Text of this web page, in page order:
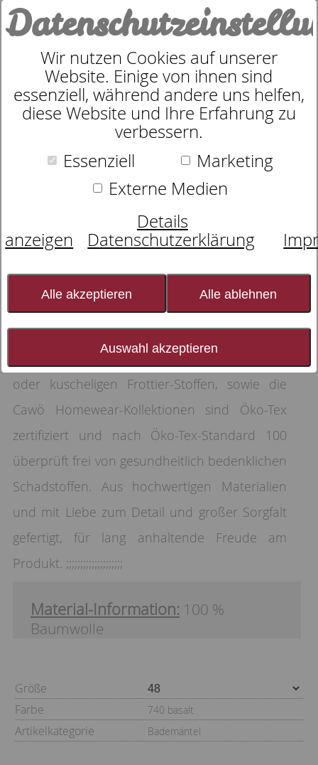
0
Bademantel 6540
Bademäntel von Cawö werden mit Erfahrung
und hohem Qualitätsanspruch gefertigt. Alle
Modelle, aus federleichten Velours-Qualitäten
oder kuscheligen Frottier-Stoffen, sowie die
Cawö Homewear-Kollektionen sind Öko-Tex
zertifiziert und nach Öko-Tex-Standard 100
überprüft frei von gesundheitlich bedenklichen
Schadstoffen. Aus hochwertigen Materialien
und mit Liebe zum Detail und großer Sorgfalt
gefertigt, für lang anhaltende Freude am
Produkt. ;;;;;;;;;;;;;;;;;;;;
Material-Information: 100 %
Baumwolle
Größe
Farbe
740 basalt
Artikelkategorie Bademäntel
Wir nutzen Cookies auf unserer
Website. Einige von ihnen sind
essenziell, während andere uns helfen,
diese Website und Ihre Erfahrung zu
verbessern.
Essenziell
Marketing
Externe Medien
Details
anzeigen
Datenschutzerklärung
Alle akzeptieren Alle ablehnen
Auswahl akzeptieren